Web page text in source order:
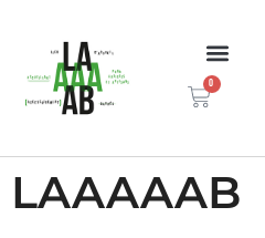
0
LAAAAAB